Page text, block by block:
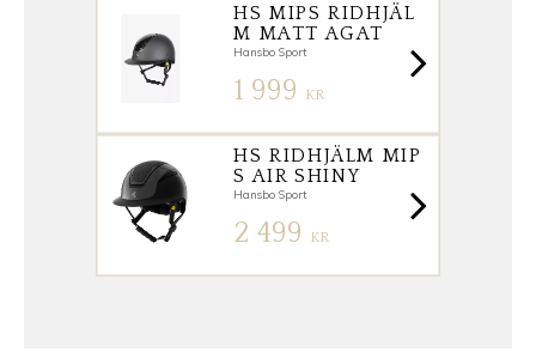
HS MIPS RIDHJÄL
M MATT AGAT
Hansbo Sport
1 999 KR
HS RIDHJÄLM MIP
S AIR SHINY
Hansbo Sport
2 499 KR